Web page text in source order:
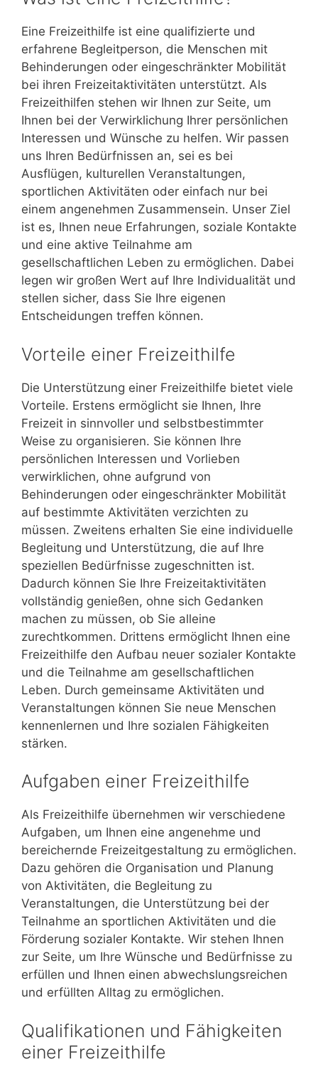
Eine Freizeithilfe ist eine qualifizierte und
erfahrene Begleitperson, die Menschen mit
Behinderungen oder eingeschränkter Mobilität
bei ihren Freizeitaktivitäten unterstützt. Als
Freizeithilfen stehen wir Ihnen zur Seite, um
Ihnen bei der Verwirklichung Ihrer persönlichen
Interessen und Wünsche zu helfen. Wir passen
uns Ihren Bedürfnissen an, sei es bei
Ausflügen, kulturellen Veranstaltungen,
sportlichen Aktivitäten oder einfach nur bei
einem angenehmen Zusammensein. Unser Ziel
ist es, Ihnen neue Erfahrungen, soziale Kontakte
und eine aktive Teilnahme am
gesellschaftlichen Leben zu ermöglichen. Dabei
legen wir großen Wert auf Ihre Individualität und
stellen sicher, dass Sie Ihre eigenen
Entscheidungen treffen können.
Vorteile einer Freizeithilfe
Die Unterstützung einer Freizeithilfe bietet viele
Vorteile. Erstens ermöglicht sie Ihnen, Ihre
Freizeit in sinnvoller und selbstbestimmter
Weise zu organisieren. Sie können Ihre
persönlichen Interessen und Vorlieben
verwirklichen, ohne aufgrund von
Behinderungen oder eingeschränkter Mobilität
auf bestimmte Aktivitäten verzichten zu
müssen. Zweitens erhalten Sie eine individuelle
Begleitung und Unterstützung, die auf Ihre
speziellen Bedürfnisse zugeschnitten ist.
Dadurch können Sie Ihre Freizeitaktivitäten
vollständig genießen, ohne sich Gedanken
machen zu müssen, ob Sie alleine
zurechtkommen. Drittens ermöglicht Ihnen eine
Freizeithilfe den Aufbau neuer sozialer Kontakte
und die Teilnahme am gesellschaftlichen
Leben. Durch gemeinsame Aktivitäten und
Veranstaltungen können Sie neue Menschen
kennenlernen und Ihre sozialen Fähigkeiten
stärken.
Aufgaben einer Freizeithilfe
Als Freizeithilfe übernehmen wir verschiedene
Aufgaben, um Ihnen eine angenehme und
bereichernde Freizeitgestaltung zu ermöglichen.
Dazu gehören die Organisation und Planung
von Aktivitäten, die Begleitung zu
Veranstaltungen, die Unterstützung bei der
Teilnahme an sportlichen Aktivitäten und die
Förderung sozialer Kontakte. Wir stehen Ihnen
zur Seite, um Ihre Wünsche und Bedürfnisse zu
erfüllen und Ihnen einen abwechslungsreichen
und erfüllten Alltag zu ermöglichen.
Qualifikationen und Fähigkeiten
einer Freizeithilfe